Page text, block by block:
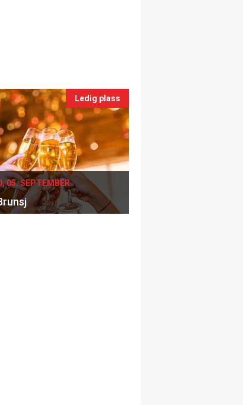
Ledig plass
05. SEPTEMBER